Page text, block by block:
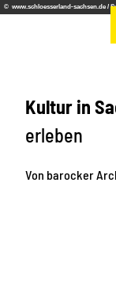
Z© www.schloesserland-sachsen.de /
Kultur in
erleben
Von barocker